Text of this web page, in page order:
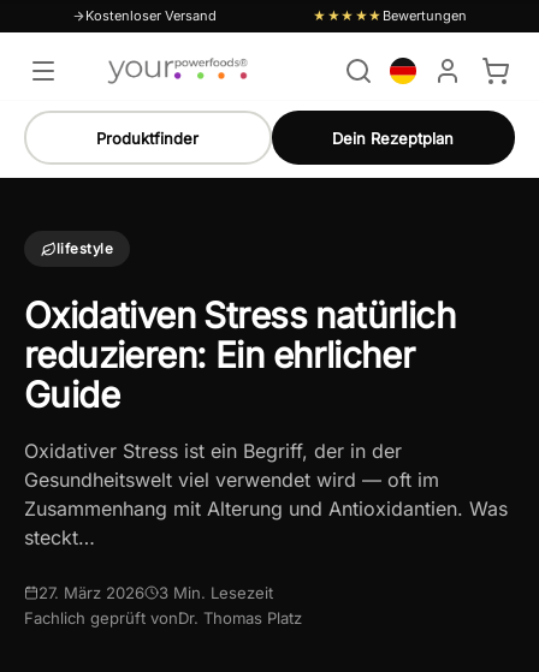
Kostenloser Versand ★★★★★ Bewertungen
Produktfinder Dein Rezeptplan
lifestyle
Oxidativen Stress natürlich
reduzieren: Ein ehrlicher
Guide
Oxidativer Stress ist ein Begriff, der in der
Gesundheitswelt viel verwendet wird — oft im
Zusammenhang mit Alterung und Antioxidantien. Was
steckt…
27. März 2026 3 Min. Lesezeit
Fachlich geprüft vonDr. Thomas Platz